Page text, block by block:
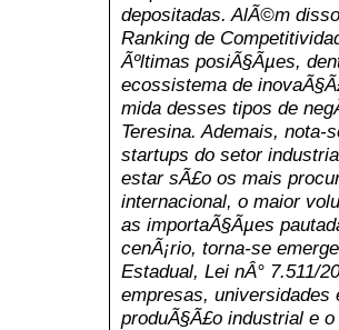
depositadas. AlÃ©m
Ranking de
Ãºltimas posiÃ§Ãµes,
ecossistema de
mida desses tipos de
Teresina. Ademais, nota-
startups do setor
estar sÃ£o os mais
internacional, o maior
as importaÃ§Ãµes
cenÃ¡rio, torna-se
Estadual, Lei nÂ° 7.511/
empresas, universidades
produÃ§Ã£o industrial e